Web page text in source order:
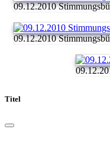
09.12.2010
09.12.2010
Titel